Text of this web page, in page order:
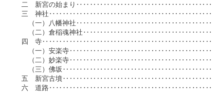
二　新宮の始まり
三　神社
（一）八幡神社
（二）倉稲魂神社
四　寺
（一）安楽寺
（二）妙楽寺
（三）佛坂
五　新宮古墳
六　道路